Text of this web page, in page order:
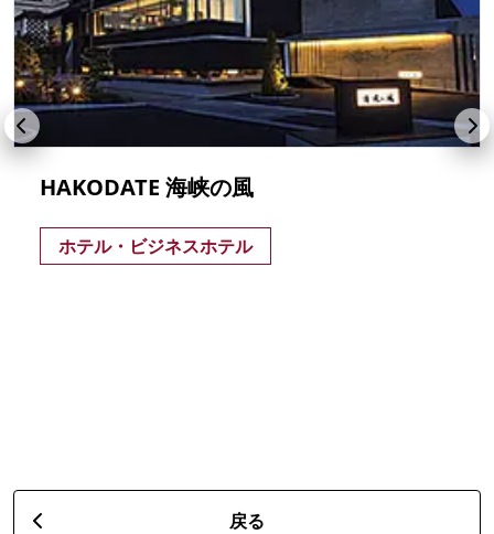
HAKODATE 海峡の風
ホテル・ビジネスホテル
戻る